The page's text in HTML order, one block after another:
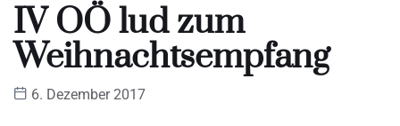
IV OÖ lud zum
Weihnachtsempfang
6. Dezember 2017